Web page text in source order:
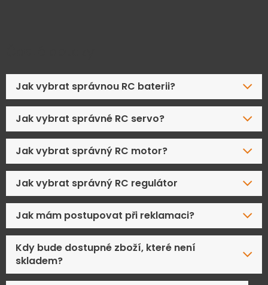
Jak vybrat správnou RC baterii?
Jak vybrat správné RC servo?
Jak vybrat správný RC motor?
Jak vybrat správný RC regulátor
Jak mám postupovat při reklamaci?
Kdy bude dostupné zboží, které není
skladem?